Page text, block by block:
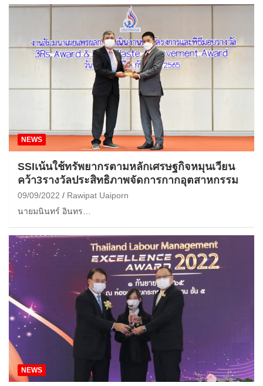
NEWS
SSIเน้นใช้ทรัพยากรตามหลักเศรษฐกิจหมุนเวียน
คว้า3รางวัลประสิทธิภาพจัดการกากอุตสาหกรรม
09/09/2022
Rawipat Uaiporn
นายมนินทร์ อินทร…
NEWS